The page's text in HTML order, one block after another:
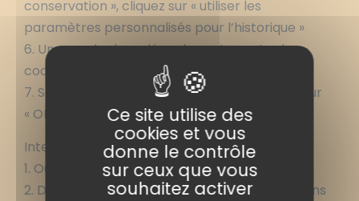
conservation », cliquez sur « utiliser les
paramètres personnalisés pour l’historique »
6. Un peu plus bas, décochez « Accepter les
cookies »
7. Sauvegardez vos préférences en cliquant sur
« OK »
Internet Explorer :
1. Ouvrez Internet Explorer
2. Dans le menu « Outils », sélectionnez « Options
Ce site utilise des
cookies et vous
donne le contrôle
sur ceux que vous
souhaitez activer